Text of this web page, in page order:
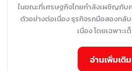
ในขณะที่เศรษฐกิจไทยกำลังเผชิญกับ
ตัวอย่างต่อเนื่อง ธุรกิจรถมือสองกลั
เนื่อง โดยเฉพาะเ
อ่านเพิ่มเติม